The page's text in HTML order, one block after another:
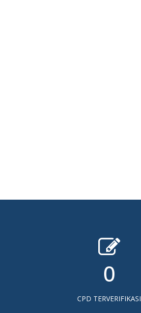
0
CPD TERVERIFIKASI